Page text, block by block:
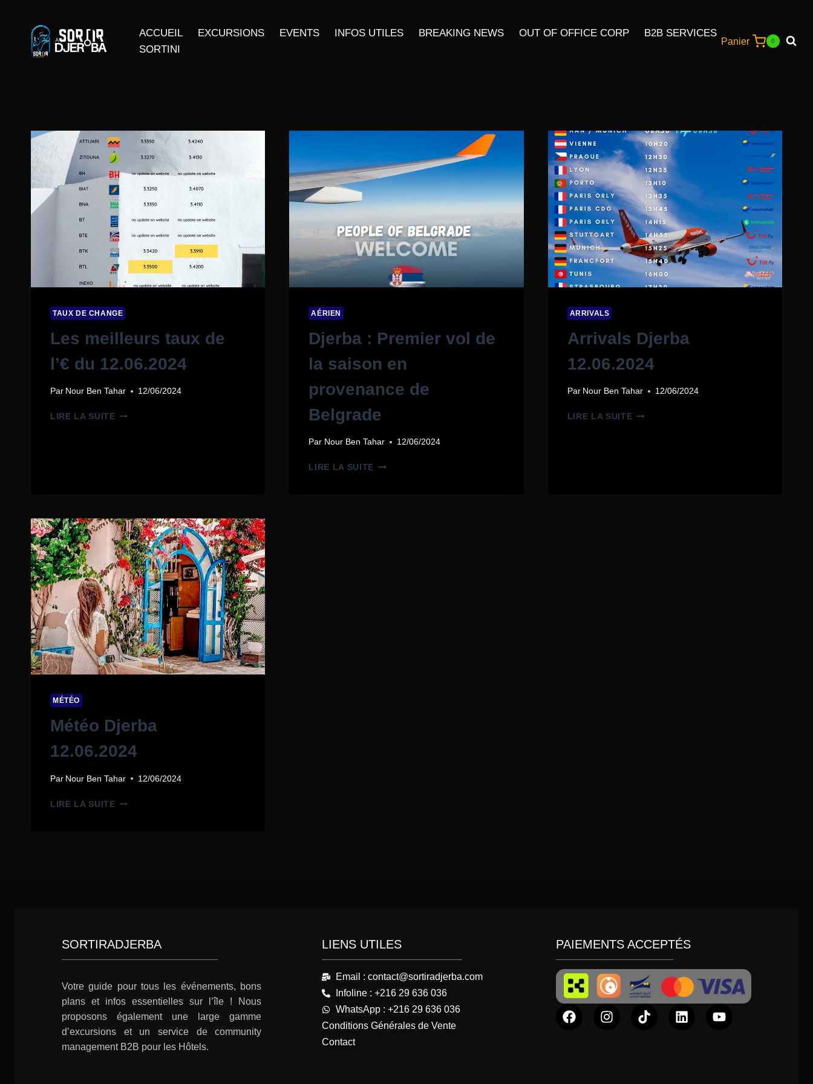
ACCUEIL EXCURSIONS EVENTS INFOS UTILES BREAKING NEWS OUT OF OFFICE CORP
B2B SERVICES
SORTINI
Panier 0
TAUX DE CHANGE
Les meilleurs taux de
l’€ du 12.06.2024
Par Nour Ben Tahar 12/06/2024
LIRE LA SUITE
AÉRIEN
Djerba : Premier vol de
la saison en
provenance de
Belgrade
Par Nour Ben Tahar 12/06/2024
LIRE LA SUITE
ARRIVALS
Arrivals Djerba
12.06.2024
Par Nour Ben Tahar 12/06/2024
LIRE LA SUITE
MÉTÉO
Météo Djerba
12.06.2024
Par Nour Ben Tahar 12/06/2024
LIRE LA SUITE
SORTIRADJERBA
Votre guide pour tous les événements, bons
plans et infos essentielles sur l’île ! Nous
proposons également une large gamme
d’excursions et un service de community
management B2B pour les Hôtels.
LIENS UTILES
Email : contact@sortiradjerba.com
Infoline : +216 29 636 036
WhatsApp : +216 29 636 036
Conditions Générales de Vente
Contact
PAIEMENTS ACCEPTÉS